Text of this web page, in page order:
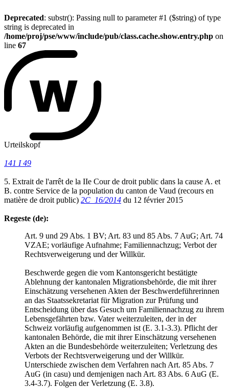
Deprecated: substr(): Passing null to parameter #1 ($string) of type
string is deprecated in
/home/proj/pse/www/include/pub/class.cache.show.entry.php on
line 67
Urteilskopf
141 I 49
5. Extrait de l'arrêt de la IIe Cour de droit public dans la cause A. et
B. contre Service de la population du canton de Vaud (recours en
matière de droit public) 2C_16/2014 du 12 février 2015
Regeste (de):
Art. 9 und 29 Abs. 1 BV; Art. 83 und 85 Abs. 7 AuG; Art. 74
VZAE; vorläufige Aufnahme; Familiennachzug; Verbot der
Rechtsverweigerung und der Willkür.
Beschwerde gegen die vom Kantonsgericht bestätigte
Ablehnung der kantonalen Migrationsbehörde, die mit ihrer
Einschätzung versehenen Akten der Beschwerdeführerinnen
an das Staatssekretariat für Migration zur Prüfung und
Entscheidung über das Gesuch um Familiennachzug zu ihrem
Lebensgefährten bzw. Vater weiterzuleiten, der in der
Schweiz vorläufig aufgenommen ist (E. 3.1-3.3). Pflicht der
kantonalen Behörde, die mit ihrer Einschätzung versehenen
Akten an die Bundesbehörde weiterzuleiten; Verletzung des
Verbots der Rechtsverweigerung und der Willkür.
Unterschiede zwischen dem Verfahren nach Art. 85 Abs. 7
AuG (in casu) und demjenigen nach Art. 83 Abs. 6 AuG (E.
3.4-3.7). Folgen der Verletzung (E. 3.8).